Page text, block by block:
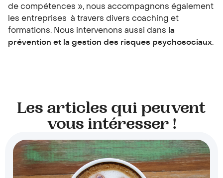
de compétences », nous accompagnons également
les entreprises à travers divers coaching et
formations. Nous intervenons aussi dans la
prévention et la gestion des risques psychosociaux.
Les articles qui peuvent
vous intéresser !